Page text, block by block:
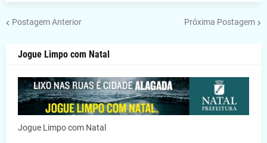
Postagem Anterior Próxima Postagem
Jogue Limpo com Natal
Jogue Limpo com Natal